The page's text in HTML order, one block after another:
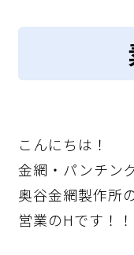
こんにちは！
金網・パンチン
奥谷金網製作所
営業のHです！！